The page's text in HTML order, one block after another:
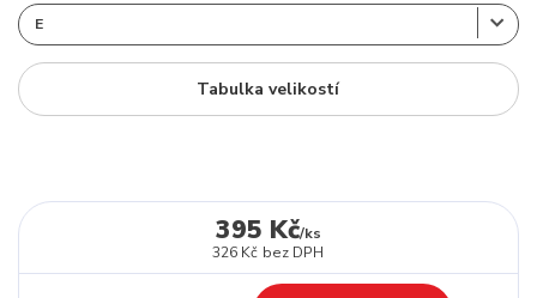
Tabulka velikostí
395 Kč/ks
326 Kč bez DPH